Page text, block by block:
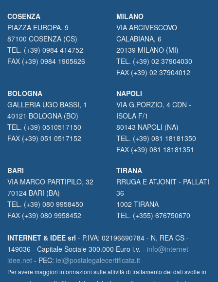
COSENZA
PIAZZA EUROPA, 9
87100 COSENZA (CS)
TEL. (+39) 0984 414752
FAX (+39) 0984 1905626
MILANO
VIA ARCIVESCOVO
CALABIANA, 6
20139 MILANO (MI)
TEL. (+39) 02 37904030
FAX (+39) 02 37904012
BOLOGNA
GALLERIA UGO BASSI, 1
40121 BOLOGNA (BO)
TEL. (+39) 0510517150
FAX (+39) 051 0517152
NAPOLI
VIA G.PORZIO, 4 CDN -
ISOLA F/1
80143 NAPOLI (NA)
TEL. (+39) 081 18181350
FAX (+39) 081 18181351
BARI
VIA MARCO PARTIPILO, 32
70124 BARI (BA)
TEL. (+39) 080 9958450
FAX (+39) 080 9958452
TIRANA
RRUGA E ATJONIT - PALLATI
36
1002 TIRANA
TEL. (+355) 676750670
INTERNET & IDEE srl - P.IVA: 02196690784 - N. REA CS -
149036 - Capitale Sociale 300.000 Euro i.v. - info@internet-
idee.net - PEC: iei@postalegalecertificata.it
Per avere maggiori informazioni sulle attività di trattamento dei dati svolte in